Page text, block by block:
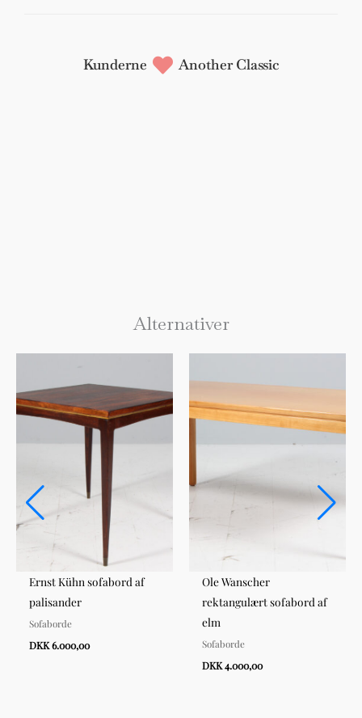
Kunderne Another Classic
Alternativer
Ernst Kühn sofabord af
palisander
Sofaborde
DKK 6.000,00
Ole Wanscher
rektangulært sofabord af
elm
Sofaborde
DKK 4.000,00